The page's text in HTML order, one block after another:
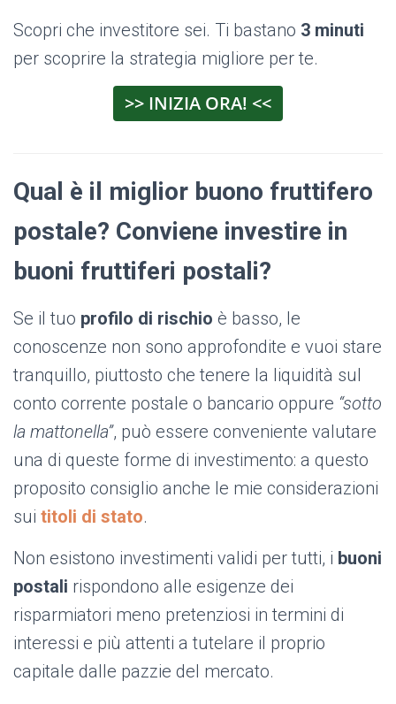
Scopri che investitore sei. Ti bastano 3 minuti
per scoprire la strategia migliore per te.
>> INIZIA ORA! <<
Qual è il miglior buono fruttifero
postale? Conviene investire in
buoni fruttiferi postali?
Se il tuo profilo di rischio è basso, le
conoscenze non sono approfondite e vuoi stare
tranquillo, piuttosto che tenere la liquidità sul
conto corrente postale o bancario oppure “sotto
la mattonella”, può essere conveniente valutare
una di queste forme di investimento: a questo
proposito consiglio anche le mie considerazioni
sui titoli di stato.
Non esistono investimenti validi per tutti, i buoni
postali rispondono alle esigenze dei
risparmiatori meno pretenziosi in termini di
interessi e più attenti a tutelare il proprio
capitale dalle pazzie del mercato.